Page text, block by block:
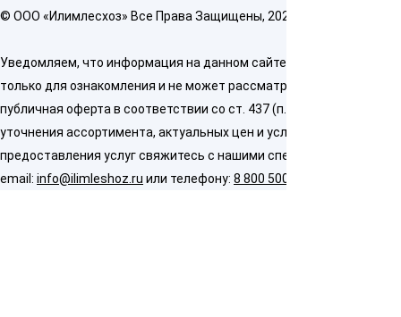
© OOO «Илимлесхоз» Все Права Защищены, 2026
Уведомляем, что информация на данном сайте предназначена
только для ознакомления и не может рассматриваться как
публичная оферта в соответствии со ст. 437 (п. 2) ГК РФ. Для
уточнения ассортимента, актуальных цен и условий
предоставления услуг свяжитесь с нашими специалистами по
email: info@ilimleshoz.ru или телефону: 8 800 500 5437